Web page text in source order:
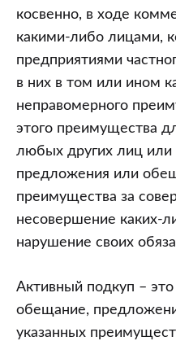
косвенно, в ходе
какими-либо лицами,
предприятиями
в них в том или ином
неправомерного
этого преимущества
любых других лиц или
предложения или
преимущества за
несовершение каких-
нарушение своих
Активный подкуп –
обещание,
указанных